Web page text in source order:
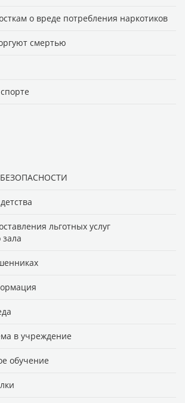
о вреде потребления наркотиков
смертью
льготных услуг
в учреждение
обучение